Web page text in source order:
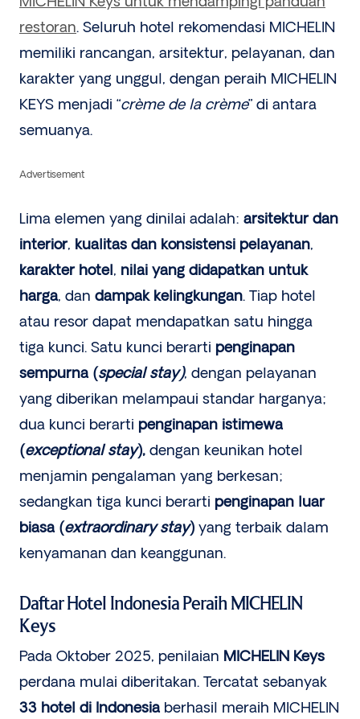
restoran. Seluruh hotel rekomendasi MICHELIN
memiliki rancangan, arsitektur, pelayanan, dan
karakter yang unggul, dengan peraih MICHELIN
KEYS menjadi “crème de la crème” di antara
semuanya.
Advertisement
Lima elemen yang dinilai adalah: arsitektur dan
interior, kualitas dan konsistensi pelayanan,
karakter hotel, nilai yang didapatkan untuk
harga, dan dampak kelingkungan. Tiap hotel
atau resor dapat mendapatkan satu hingga
tiga kunci. Satu kunci berarti penginapan
sempurna (special stay), dengan pelayanan
yang diberikan melampaui standar harganya;
dua kunci berarti penginapan istimewa
(exceptional stay), dengan keunikan hotel
menjamin pengalaman yang berkesan;
sedangkan tiga kunci berarti penginapan luar
biasa (extraordinary stay) yang terbaik dalam
kenyamanan dan keanggunan.
Daftar Hotel Indonesia Peraih MICHELIN
Keys
Pada Oktober 2025, penilaian MICHELIN Keys
perdana mulai diberitakan. Tercatat sebanyak
33 hotel di Indonesia berhasil meraih MICHELIN